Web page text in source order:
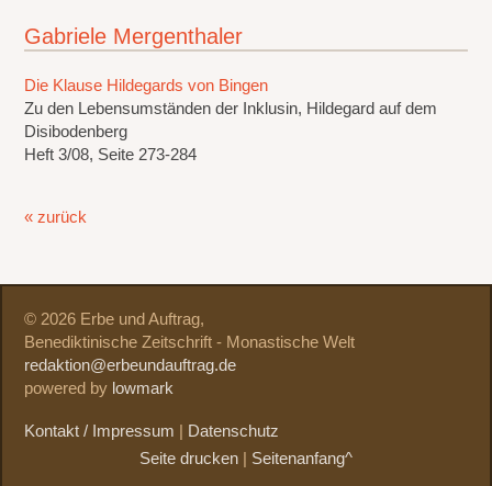
Gabriele Mergenthaler
Die Klause Hildegards von Bingen
Zu den Lebensumständen der Inklusin, Hildegard auf dem
Disibodenberg
Heft 3/08, Seite 273-284
« zurück
© 2026 Erbe und Auftrag,
Benediktinische Zeitschrift - Monastische Welt
redaktion@erbeundauftrag.de
powered by lowmark
Kontakt / Impressum
Datenschutz
Seite drucken
Seitenanfang^